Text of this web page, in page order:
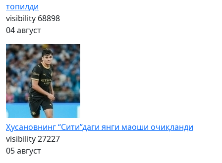
топилди
visibility 68898
04 август
Ҳусановнинг “Сити”даги янги маоши очиқланди
visibility27227
05 август